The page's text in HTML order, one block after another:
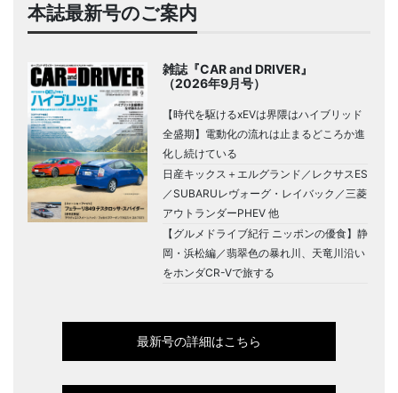
本誌最新号のご案内
雑誌『CAR and DRIVER』
（2026年9月号）
【時代を駆けるxEVは界隈はハイブリッド
全盛期】電動化の流れは止まるどころか進
化し続けている
日産キックス＋エルグランド／レクサスES
／SUBARUレヴォーグ・レイバック／三菱
アウトランダーPHEV 他
【グルメドライブ紀行 ニッポンの優食】静
岡・浜松編／翡翠色の暴れ川、天竜川沿い
をホンダCR-Vで旅する
最新号の詳細はこちら